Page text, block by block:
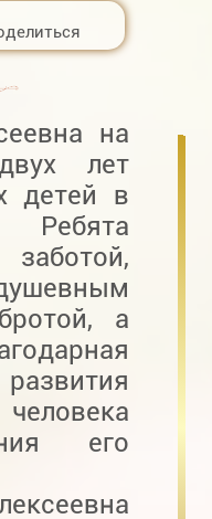
на
лет
детей в
а
его